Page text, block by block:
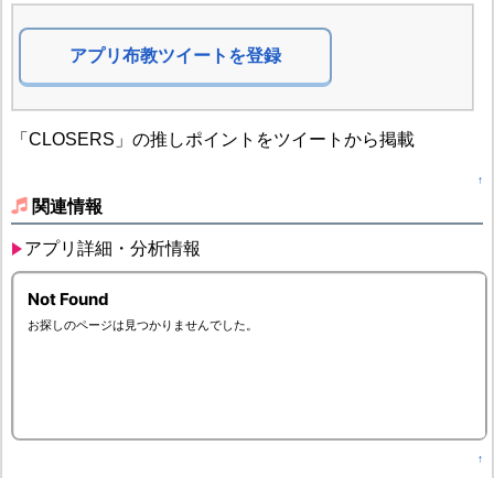
アプリ布教ツイートを登録
「CLOSERS」の推しポイントをツイートから掲載
↑
関連情報
アプリ詳細・分析情報
↑